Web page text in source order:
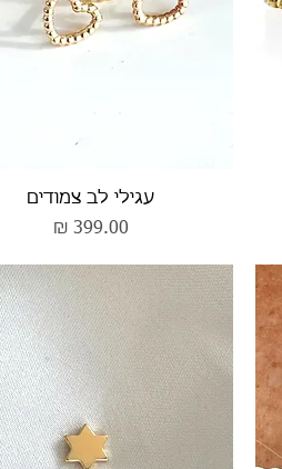
תצוגה מהירה
עגילי לב צמודים
מחיר